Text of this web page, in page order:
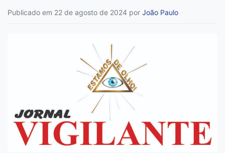
Publicado em 22 de agosto de 2024 por João Paulo